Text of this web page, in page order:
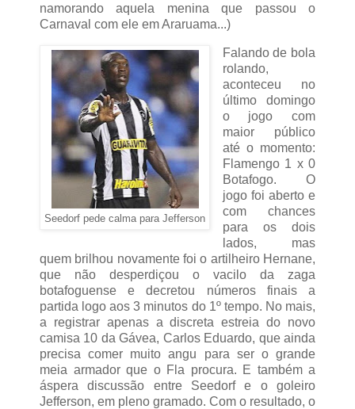
namorando aquela menina que passou o
Carnaval com ele em Araruama...)
Seedorf pede calma para Jefferson
Falando de bola
rolando,
aconteceu no
último domingo
o jogo com
maior público
até o momento:
Flamengo 1 x 0
Botafogo. O
jogo foi aberto e
com chances
para os dois
lados, mas
quem brilhou novamente foi o artilheiro Hernane,
que não desperdiçou o vacilo da zaga
botafoguense e decretou números finais a
partida logo aos 3 minutos do 1º tempo. No mais,
a registrar apenas a discreta estreia do novo
camisa 10 da Gávea, Carlos Eduardo, que ainda
precisa comer muito angu para ser o grande
meia armador que o Fla procura. E também a
áspera discussão entre Seedorf e o goleiro
Jefferson, em pleno gramado. Com o resultado, o